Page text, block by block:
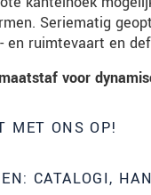
Seriematig
en ruimtevaart en
voor
MET ONS OP!
CATALOGI,
gegevens